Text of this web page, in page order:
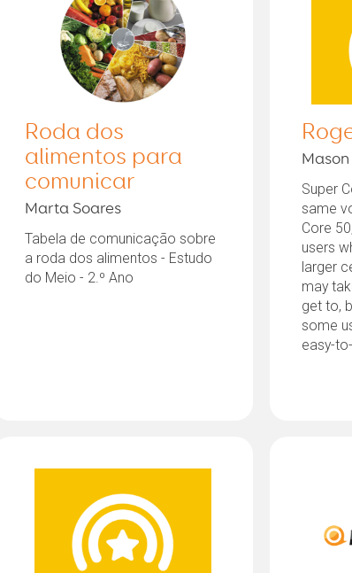
Roda dos
alimentos para
comunicar
Marta Soares
Tabela de comunicação sobre
a roda dos alimentos - Estudo
do Meio - 2.º Ano
Mason
Super
same
Core
users
larger
may
get to,
some
easy-